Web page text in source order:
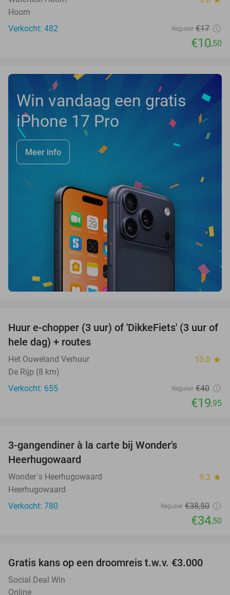
Hoorn
Verkocht: 482
Regulier €17
€10,50
Win vandaag een gratis
iPhone 17 Pro
Meer info
50%
Huur e-chopper (3 uur) of 'DikkeFiets' (3 uur of
hele dag) + routes
Het Ouweland Verhuur 10.0 star
De Rijp (8 km)
Verkocht: 655
Regulier €40
€19,95
3-gangendiner à la carte bij Wonder's
Heerhugowaard
Wonder´s Heerhugowaard 9.3 star
Heerhugowaard
Verkocht: 780
Regulier €38,50
€34,50
Gratis kans op een droomreis t.w.v. €3.000
Social Deal Win
Online